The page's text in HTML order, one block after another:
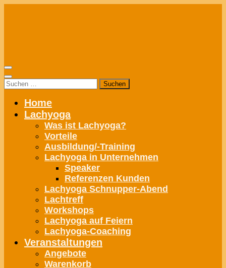
Suchen
nach:
Home
Lachyoga
Was ist Lachyoga?
Vorteile
Ausbildung/-Training
Lachyoga in Unternehmen
Speaker
Referenzen Kunden
Lachyoga Schnupper-Abend
Lachtreff
Workshops
Lachyoga auf Feiern
Lachyoga-Coaching
Veranstaltungen
Angebote
Warenkorb